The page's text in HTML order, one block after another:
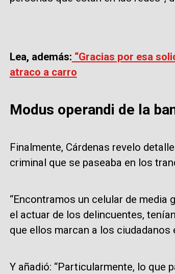
Lea, además: “Gracias por esa
atraco a carro
Modus operandi de la
Finalmente, Cárdenas revelo
criminal que se paseaba en los
“Encontramos un celular de media
el actuar de los delincuentes,
que ellos marcan a los ciudadanos
Y añadió: “Particularmente, lo que